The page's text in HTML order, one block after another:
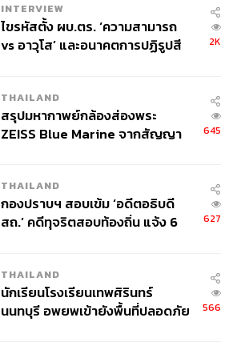
INTERVIEW
ไขรหัสตั้ง ผบ.ตร. ‘ความสามารถ
vs อาวุโส’ และอนาคตการปฏิรูปสี
2K
THAILAND
สรุปมหากาพย์กล้องส่องพระ
ZEISS Blue Marine จากสัญญา
จ่ายหนี้-แอบระบุแบรนด์
645
THAILAND
กองปราบฯ สอบเข้ม ‘อดีตอธิบดี
สถ.’ คดีทุจริตสอบท้องถิ่น แจ้ง 6
627
THAILAND
นักเรียนโรงเรียนเทพศิรินทร์
นนทบุรี อพยพเข้ายังพื้นที่ปลอดภัย
566